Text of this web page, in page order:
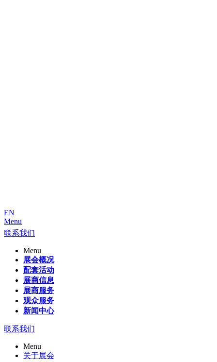
EN
Menu
联系我们
Menu
展会概况
配套活动
展商信息
展商服务
观众服务
新闻中心
联系我们
Menu
关于展会